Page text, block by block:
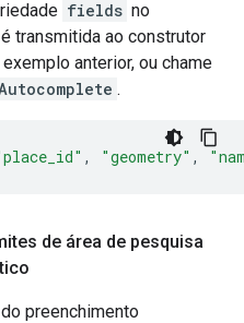
fields no
transmitida ao construtor
anterior, ou chame
.
, "geometry" ,
de área de pesquisa
preenchimento